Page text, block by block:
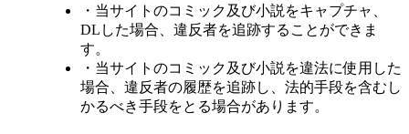
・当サイトのコミック及び小説をキャプチャ、
DLした場合、違反者を追跡することができま
す。
・当サイトのコミック及び小説を違法に使用した
場合、違反者の履歴を追跡し、法的手段を含むし
かるべき手段をとる場合があります。